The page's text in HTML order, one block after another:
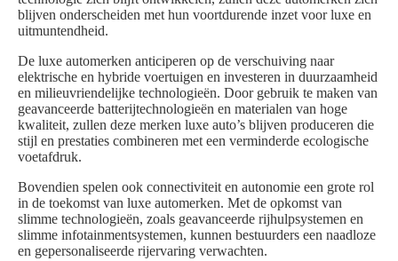
blijven onderscheiden met hun voortdurende inzet voor luxe en
uitmuntendheid.
De luxe automerken anticiperen op de verschuiving naar
elektrische en hybride voertuigen en investeren in duurzaamheid
en milieuvriendelijke technologieën. Door gebruik te maken van
geavanceerde batterijtechnologieën en materialen van hoge
kwaliteit, zullen deze merken luxe auto’s blijven produceren die
stijl en prestaties combineren met een verminderde ecologische
voetafdruk.
Bovendien spelen ook connectiviteit en autonomie een grote rol
in de toekomst van luxe automerken. Met de opkomst van
slimme technologieën, zoals geavanceerde rijhulpsystemen en
slimme infotainmentsystemen, kunnen bestuurders een naadloze
en gepersonaliseerde rijervaring verwachten.